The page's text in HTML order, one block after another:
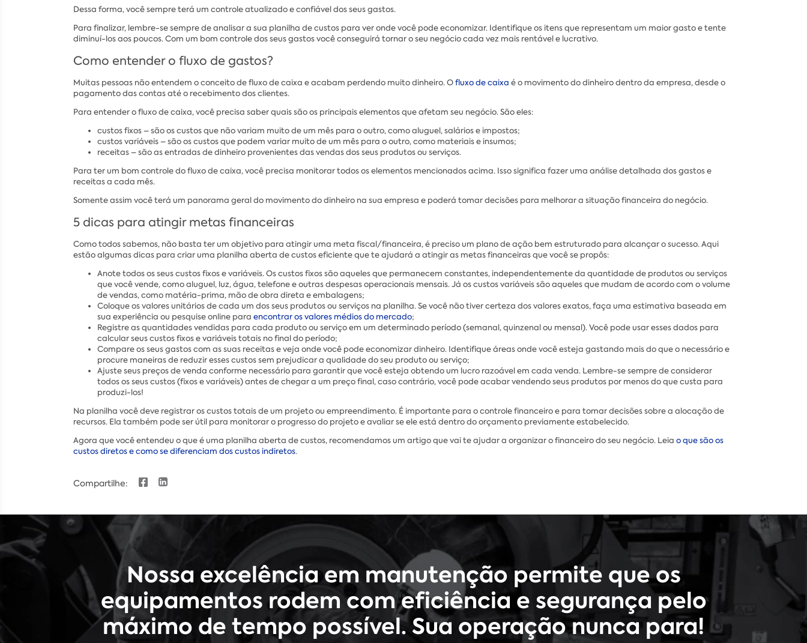
Dessa forma, você sempre terá um controle atualizado e confiável dos seus gastos.
Para finalizar, lembre-se sempre de analisar a sua planilha de custos para ver onde você pode economizar. Identifique os itens que representam um maior gasto e tente
diminuí-los aos poucos. Com um bom controle dos seus gastos você conseguirá tornar o seu negócio cada vez mais rentável e lucrativo.
Como entender o fluxo de gastos?
Muitas pessoas não entendem o conceito de fluxo de caixa e acabam perdendo muito dinheiro. Ofluxo de caixa é o movimento do dinheiro dentro da empresa, desde o
pagamento das contas até o recebimento dos clientes.
Para entender o fluxo de caixa, você precisa saber quais são os principais elementos que afetam seu negócio. São eles:
custos fixos – são os custos que não variam muito de um mês para o outro, como aluguel, salários e impostos;
custos variáveis – são os custos que podem variar muito de um mês para o outro, como materiais e insumos;
receitas – são as entradas de dinheiro provenientes das vendas dos seus produtos ou serviços.
Para ter um bom controle do fluxo de caixa, você precisa monitorar todos os elementos mencionados acima. Isso significa fazer uma análise detalhada dos gastos e
receitas a cada mês.
Somente assim você terá um panorama geral do movimento do dinheiro na sua empresa e poderá tomar decisões para melhorar a situação financeira do negócio.
5 dicas para atingir metas financeiras
Como todos sabemos, não basta ter um objetivo para atingir uma meta fiscal/financeira, é preciso um plano de ação bem estruturado para alcançar o sucesso. Aqui
estão algumas dicas para criar uma planilha aberta de custos eficiente que te ajudará a atingir as metas financeiras que você se propôs:
Anote todos os seus custos fixos e variáveis. Os custos fixos são aqueles que permanecem constantes, independentemente da quantidade de produtos ou serviços
que você vende, como aluguel, luz, água, telefone e outras despesas operacionais mensais. Já os custos variáveis são aqueles que mudam de acordo com o volume
de vendas, como matéria-prima, mão de obra direta e embalagens;
Coloque os valores unitários de cada um dos seus produtos ou serviços na planilha. Se você não tiver certeza dos valores exatos, faça uma estimativa baseada em
sua experiência ou pesquise online para encontrar os valores médios do mercado;
Registre as quantidades vendidas para cada produto ou serviço em um determinado período (semanal, quinzenal ou mensal). Você pode usar esses dados para
calcular seus custos fixos e variáveis totais no final do período;
Compare os seus gastos com as suas receitas e veja onde você pode economizar dinheiro. Identifique áreas onde você esteja gastando mais do que o necessário e
procure maneiras de reduzir esses custos sem prejudicar a qualidade do seu produto ou serviço;
Ajuste seus preços de venda conforme necessário para garantir que você esteja obtendo um lucro razoável em cada venda. Lembre-se sempre de considerar
todos os seus custos (fixos e variáveis) antes de chegar a um preço final, caso contrário, você pode acabar vendendo seus produtos por menos do que custa para
produzi-los!
Na planilha você deve registrar os custos totais de um projeto ou empreendimento. É importante para o controle financeiro e para tomar decisões sobre a alocação de
recursos. Ela também pode ser útil para monitorar o progresso do projeto e avaliar se ele está dentro do orçamento previamente estabelecido.
Agora que você entendeu o que é uma planilha aberta de custos, recomendamos um artigo que vai te ajudar a organizar o financeiro do seu negócio. Leia o que são os
custos diretos e como se diferenciam dos custos indiretos.
Compartilhe:
Nossa excelência em manutenção permite que os
equipamentos rodem com eficiência e segurança pelo
máximo de tempo possível. Sua operação nunca para!